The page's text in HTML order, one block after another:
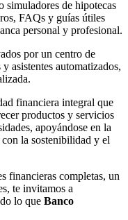
simuladores de hipotecas
FAQs y guías útiles
personal y profesional.
por un centro de
asistentes automatizados,
financiera integral que
productos y servicios
apoyándose en la
la sostenibilidad y el
financieras completas, un
te invitamos a
lo que Banco